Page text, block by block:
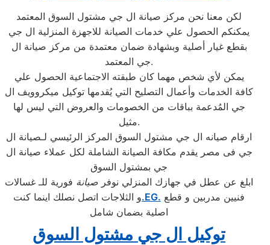
لكن معنا نحن مركز صيانة ال جي مشتول السوق المعتمد
يمكنكم الحصول علي خدمات الصيانة للاجهزة المنزلية ال جي
بقطع غيار أصلية وبشهادة ضمان معتمدة من مركز صيانة ال
جي المعتمد.
يمكن لأي شخص مهما كان طبقته الاجتماعية الحصول علي
كافة الخدمات وأعمال التصليح التي يُقدمها توكيل ميكروويف ال
جي المُدعمة بباقات من الخصومات والعروض التي ليس لها
مثيل.
ارقام صيانه ال جي مشتول السوق المركز الرئيسي لـصيانة ال
جي فى مصر يقدم مكافة الصيانة الشاملة لكل عملاء صيانة ال
جي بمشتول السوق
ابلغ عن عطل في جهازك المنزلي نوفر صيانة فورية للـ غسالات
و الثلاجات اتصل نصلك اينما كنت.EG.
اصلية بضمان شامل
توكيل ال جي مشتول السوق